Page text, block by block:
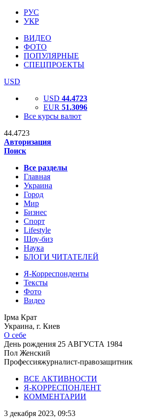
РУС
УКР
ВИДЕО
ФОТО
ПОПУЛЯРНЫЕ
СПЕЦПРОЕКТЫ
USD
USD 44.4723
EUR 51.3096
Все курсы валют
44.4723
Авторизация
Поиск
Все разделы
Главная
Украина
Город
Мир
Бизнес
Спорт
Lifestyle
Шоу-биз
Наука
БЛОГИ ЧИТАТЕЛЕЙ
Я-Корреспонденты
Тексты
Фото
Видео
Ірма Крат
Украина, г. Киев
О себе
День рождения 25 АВГУСТА 1984
Пол Женский
Профессияжурналист-правозащитник
ВСЕ АКТИВНОСТИ
Я-КОРРЕСПОНДЕНТ
КОММЕНТАРИИ
3 декабря 2023, 09:53